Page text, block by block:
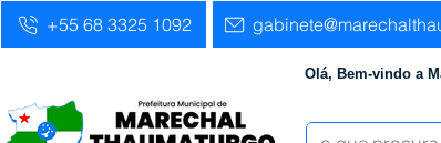
+55 68 3325 1092
Olá, Bem-vindo a